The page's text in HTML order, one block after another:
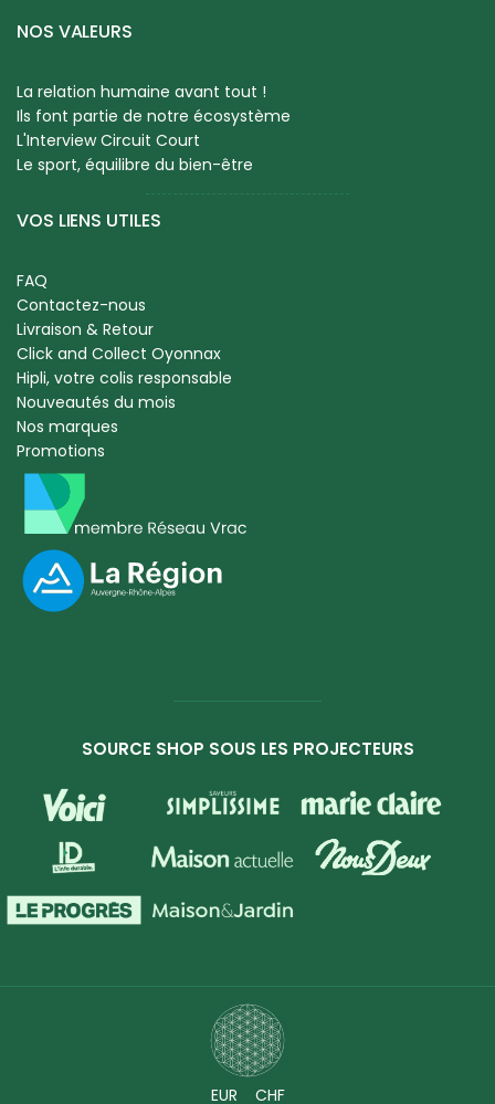
NOS VALEURS
La relation humaine avant tout !
Ils font partie de notre écosystème
L'Interview Circuit Court
Le sport, équilibre du bien-être
VOS LIENS UTILES
FAQ
Contactez-nous
Livraison & Retour
Click and Collect Oyonnax
Hipli, votre colis responsable
Nouveautés du mois
Nos marques
Promotions
SOURCE SHOP SOUS LES PROJECTEURS
EUR CHF